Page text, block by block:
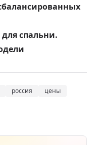
спальни.
россия цены